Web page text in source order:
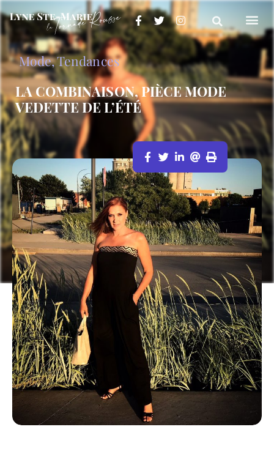
Mode,Tendances
LA COMBINAISON, PIÈCE MODE
VEDETTE DE L’ÉTÉ